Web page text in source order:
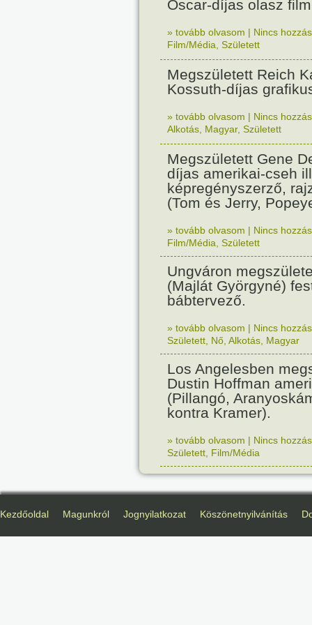
Oscar-díjas olasz
» tovább olvasom | Nincs
Film/Média Született
Megszületett Reich
Kossuth-díjas
» tovább olvasom | Nincs
Alkotás Magyar, Született
Megszületett Gene
díjas amerikai-cseh
képregényszerző,
(Tom és Jerry,
» tovább olvasom | Nincs
Film/Média Született
Ungváron
(Majlát Györgyné)
bábtervező.
» tovább olvasom | Nincs
Született Nő Alkotás Magyar
Los Angelesben
Dustin Hoffman
(Pillangó,
kontra Kramer).
» tovább olvasom | Nincs
Született Film/Média
Kezdőoldal Magunkról Jognyilatkozat Köszönetnyilvánítás